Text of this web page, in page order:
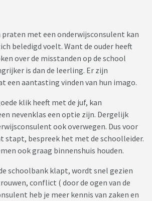
praten met een onderwijsconsulent kan
beledigd voelt. Want de ouder heeft
over de misstanden op de school
is dan de leerling. Er zijn
een aantasting vinden van hun imago.
klik heeft met de juf, kan
nevenklas een optie zijn. Dergelijk
ook overwegen. Dus voor
stapt, bespreek het met de schoolleider.
ook graag binnenshuis houden.
schoolbank klapt, wordt snel gezien
conflict ( door de ogen van de
heb je meer kennis van zaken en